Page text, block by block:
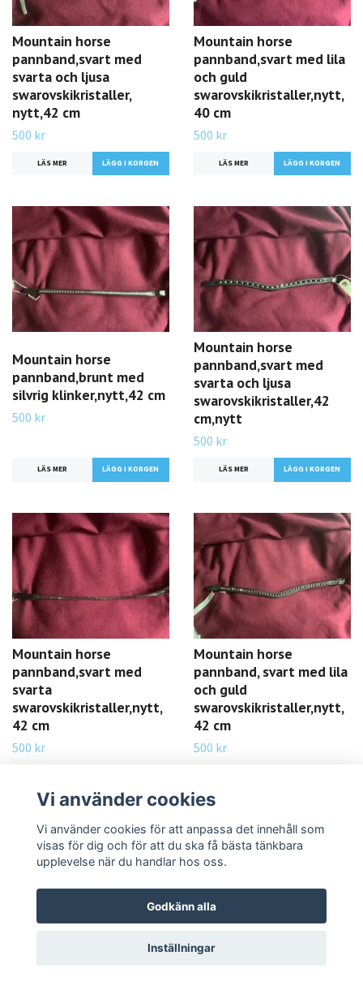
Mountain horse
pannband,svart med
svarta och ljusa
swarovskikristaller,
nytt,42 cm
500 kr
LÄS MER
Mountain horse
pannband,svart med lila
och guld
swarovskikristaller,nytt,
40 cm
500 kr
LÄS MER
Mountain horse
pannband,brunt med
silvrig klinker,nytt,42 cm
500 kr
LÄS MER
Mountain horse
pannband,svart med
svarta och ljusa
swarovskikristaller,42
cm,nytt
500 kr
LÄS MER
Mountain horse
pannband,svart med
svarta
swarovskikristaller,nytt,
42 cm
500 kr
Mountain horse
pannband, svart med lila
och guld
swarovskikristaller,nytt,
42 cm
500 kr
Vi använder cookies
Vi använder cookies för att anpassa det innehåll som
visas för dig och för att du ska få bästa tänkbara
upplevelse när du handlar hos oss.
Godkänn alla
Inställningar